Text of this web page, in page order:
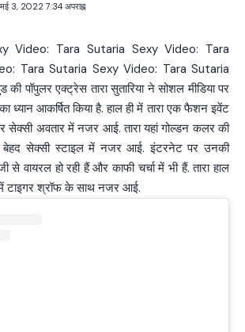
3, 2022 7:34 अपराह्न
Video: Tara Sutaria Sexy Video: Tara
Tara Sutaria Sexy Video: Tara Sutaria
पॉपुलर एक्ट्रेस तारा सुतारिया ने सोशल मीडिया पर
ध्यान आकर्षित किया है. हाल ही में तारा एक फैशन इवेंट
सेक्सी अवतार में नजर आई. तारा यहां गोल्डन कलर की
बेहद सेक्सी स्टाइल में नजर आई. इंटरनेट पर उनकी
वायरल हो रही हैं और काफी चर्चा में भी हैं. तारा हाल
में टाइगर श्रॉफ के साथ नजर आई.